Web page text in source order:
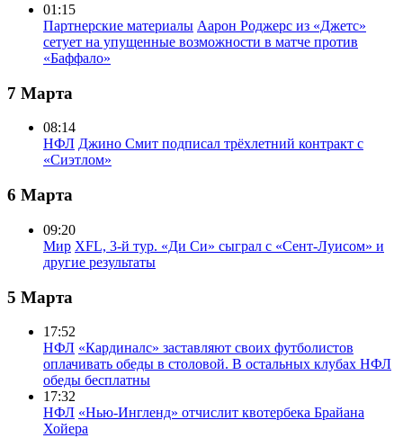
01:15
Партнерские материалы Аарон Роджерс из «Джетс»
сетует на упущенные возможности в матче против
«Баффало»
7 Марта
08:14
НФЛ Джино Смит подписал трёхлетний контракт с
«Сиэтлом»
6 Марта
09:20
Мир XFL, 3-й тур. «Ди Си» сыграл с «Сент-Луисом» и
другие результаты
5 Марта
17:52
НФЛ «Кардиналс» заставляют своих футболистов
оплачивать обеды в столовой. В остальных клубах НФЛ
обеды бесплатны
17:32
НФЛ «Нью-Ингленд» отчислит квотербека Брайана
Хойера